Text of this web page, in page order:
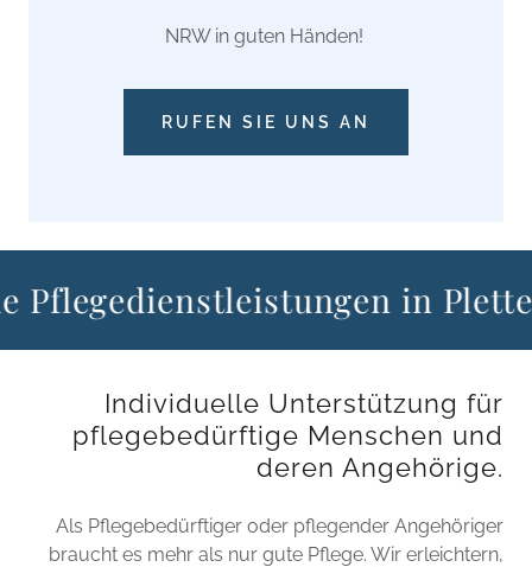
NRW in guten Händen!
RUFEN SIE UNS AN
in
Individuelle Unterstützung für
pflegebedürftige Menschen und
deren Angehörige.
Als Pflegebedürftiger oder pflegender Angehöriger
braucht es mehr als nur gute Pflege. Wir erleichtern,